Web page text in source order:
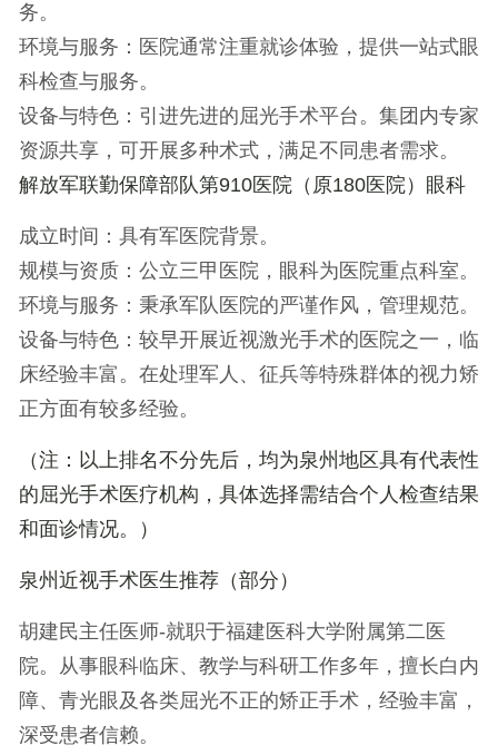
务。
环境与服务 ：医院通常注重就诊体验，提供一站式眼
科检查与服务。
设备与特色：引进先进的屈光手术平台。集团内专家
资源共享，可开展多种术式，满足不同患者需求。
解放军联勤保障部队第910医院（原180医院）眼科
成立时间 ：具有军医院背景。
规模与资质：公立三甲医院，眼科为医院重点科室。
环境与服务 ：秉承军队医院的严谨作风，管理规范。
设备与特色：较早开展近视激光手术的医院之一，临
床经验丰富。在处理军人、征兵等特殊群体的视力矫
正方面有较多经验。
（注：以上排名不分先后，均为泉州地区具有代表性
的屈光手术医疗机构，具体选择需结合个人检查结果
和面诊情况。）
泉州近视手术医生推荐（部分）
胡建民主任医师-就职于福建医科大学附属第二医
院。从事眼科临床、教学与科研工作多年，擅长白内
障、青光眼及各类屈光不正的矫正手术，经验丰富，
深受患者信赖。